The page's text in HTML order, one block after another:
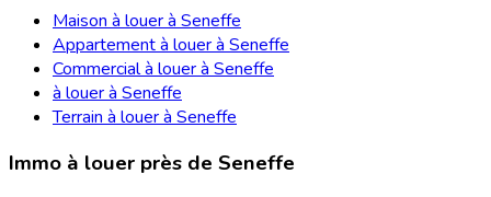
Maison à louer à Seneffe
Appartement à louer à Seneffe
Commercial à louer à Seneffe
à louer à Seneffe
Terrain à louer à Seneffe
Immo à louer près de Seneffe